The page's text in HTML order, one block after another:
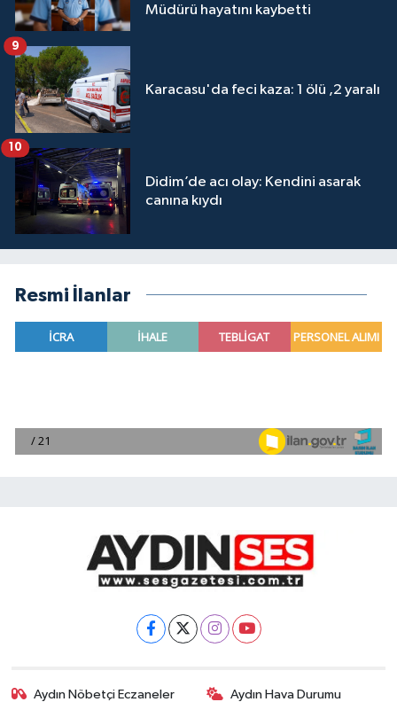
Müdürü hayatını kaybetti
Karacasu'da feci kaza: 1 ölü ,2 yaralı
9
Didim’de acı olay: Kendini asarak
canına kıydı
10
Resmi İlanlar
Aydın Nöbetçi Eczaneler Aydın Hava Durumu